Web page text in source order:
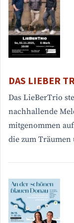
DAS LIEBER
Das LieBerTrio
nachhallende
mitgenommen
die zum Träumen